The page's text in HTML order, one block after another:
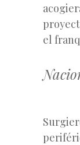
el